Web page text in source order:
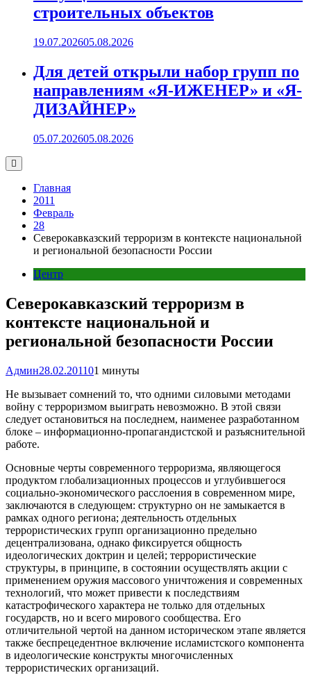
строительных объектов
19.07.202605.08.2026
Для детей открыли набор групп по
направлениям «Я-ИЖЕНЕР» и «Я-
ДИЗАЙНЕР»
05.07.202605.08.2026
Главная
2011
Февраль
28
Северокавказский терроризм в контексте национальной
и региональной безопасности России
Центр
Северокавказский терроризм в
контексте национальной и
региональной безопасности России
Админ28.02.201101 минуты
Не вызывает сомнений то, что одними силовыми методами
войну с терроризмом выиграть невозможно. В этой связи
следует остановиться на последнем, наименее разработанном
блоке – информационно-пропагандистской и разъяснительной
работе.
Основные черты современного терроризма, являющегося
продуктом глобализационных процессов и углубившегося
социально-экономического расслоения в современном мире,
заключаются в следующем: структурно он не замыкается в
рамках одного региона; деятельность отдельных
террористических групп организационно предельно
децентрализована, однако фиксируется общность
идеологических доктрин и целей; террористические
структуры, в принципе, в состоянии осуществлять акции с
применением оружия массового уничтожения и современных
технологий, что может привести к последствиям
катастрофического характера не только для отдельных
государств, но и всего мирового сообщества. Его
отличительной чертой на данном историческом этапе является
также беспрецедентное включение исламистского компонента
в идеологические конструкты многочисленных
террористических организаций.